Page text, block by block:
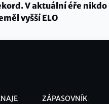
V aktuální éře nikdo
vyšší ELO
ZÁPASOVNÍK